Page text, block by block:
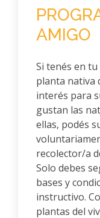
AMIGO
Si tenés en
planta nativa
interés para
gustan las
ellas, podés
recolector/a
Solo debes
bases y
instructivo.
plantas del